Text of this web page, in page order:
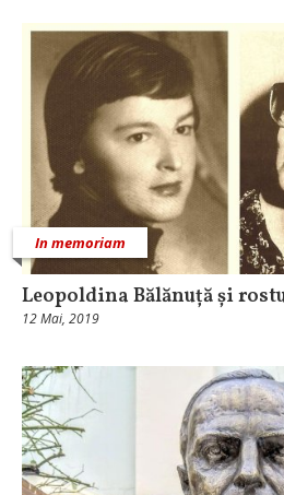
In memoriam
Leopoldina Bălănuță și
12 Mai, 2019